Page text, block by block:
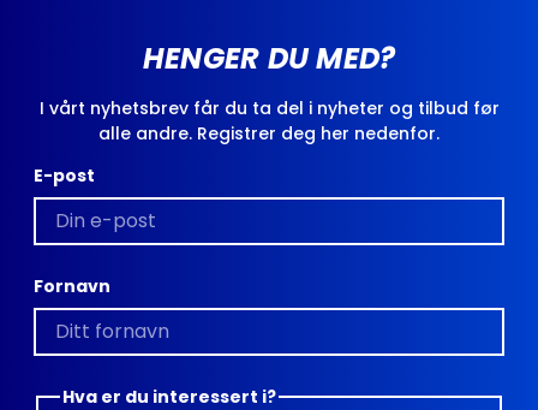
HENGER DU MED?
I vårt nyhetsbrev får du ta del i nyheter og tilbud før
alle andre. Registrer deg her nedenfor.
E-post
Fornavn
Hva er du interessert i?